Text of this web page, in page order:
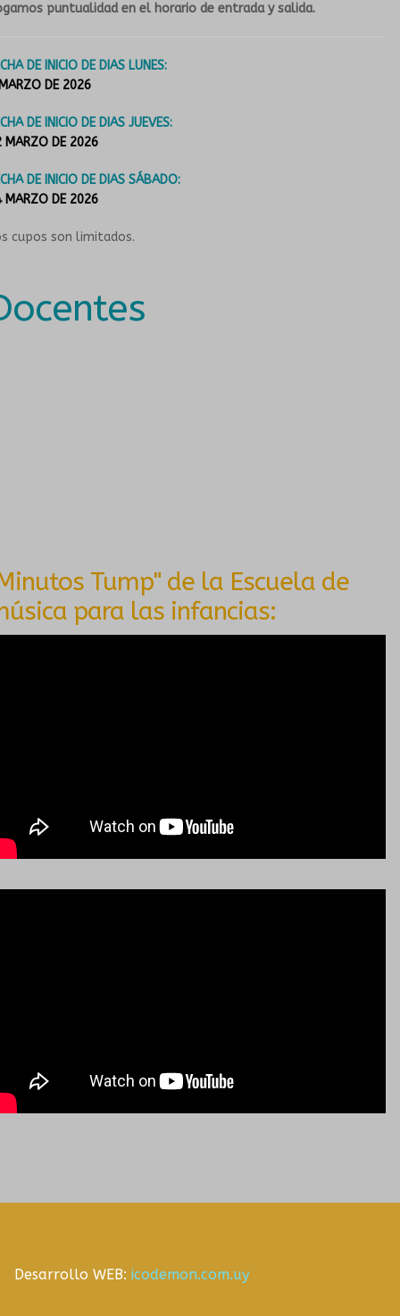
puntualidad en el horario de entrada y salida.
DE INICIO DE DIAS LUNES:
DE 2026
DE INICIO DE DIAS JUEVES:
MARZO DE 2026
DE INICIO DE DIAS SÁBADO:
MARZO DE 2026
cupos son limitados.
Tump" de la Escuela de
para las infancias:
Desarrollo WEB: icodemon.com.uy